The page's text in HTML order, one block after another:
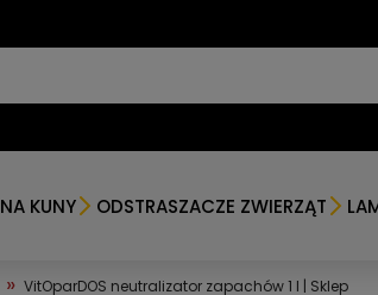
NA KUNY ODSTRASZACZE ZWIERZĄT
» VitOparDOS neutralizator zapachów 1 l | Sklep